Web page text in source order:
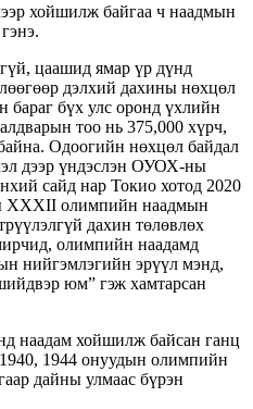
хойшилж байгаа ч наадмын
цаашид ямар үр дүнд
дэлхий дахины нөхцөл
бараг бүх улс оронд үхлийн
тоо нь 375,000 хүрч,
Одоогийн нөхцөл байдал
дээр үндэслэн ОУОХ-ны
сайд нар Токио хотод 2020
XXXII олимпийн наадмын
дахин төлөвлөх
олимпийн наадамд
нийгэмлэгийн эрүүл мэнд,
юм” гэж хамтарсан
наадам хойшилж байсан ганц
1944 онуудын олимпийн
дайны улмаас бүрэн